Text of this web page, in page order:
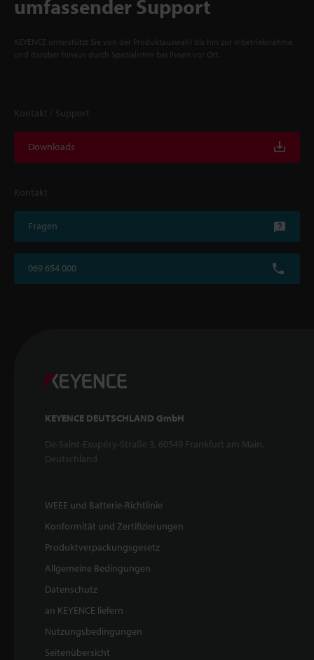
umfassender Support
KEYENCE unterstützt Sie von der Produktauswahl bis hin zur Inbetriebnahme
und darüber hinaus durch Spezialisten bei Ihnen vor Ort.
Kontakt / Support
Downloads
Kontakt
Fragen
069 654 000
KEYENCE DEUTSCHLAND GmbH
De-Saint-Exupéry-Straße 3, 60549 Frankfurt am Main,
Deutschland
WEEE und Batterie-Richtlinie
Konformität und Zertifizierungen
Produktverpackungsgesetz
Allgemeine Bedingungen
Datenschutz
an KEYENCE liefern
Nutzungsbedingungen
Seitenübersicht